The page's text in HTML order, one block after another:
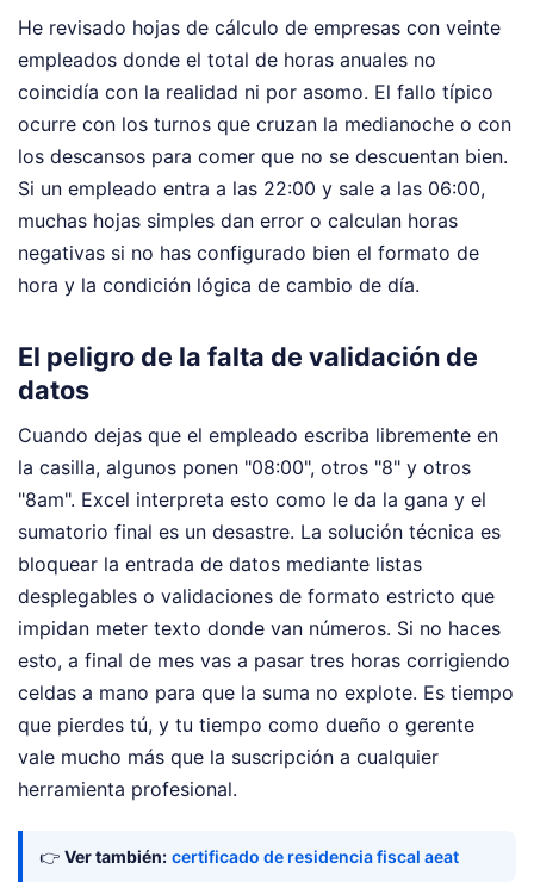
He revisado hojas de cálculo de empresas con veinte
empleados donde el total de horas anuales no
coincidía con la realidad ni por asomo. El fallo típico
ocurre con los turnos que cruzan la medianoche o con
los descansos para comer que no se descuentan bien.
Si un empleado entra a las 22:00 y sale a las 06:00,
muchas hojas simples dan error o calculan horas
negativas si no has configurado bien el formato de
hora y la condición lógica de cambio de día.
El peligro de la falta de validación de
datos
Cuando dejas que el empleado escriba libremente en
la casilla, algunos ponen "08:00", otros "8" y otros
"8am". Excel interpreta esto como le da la gana y el
sumatorio final es un desastre. La solución técnica es
bloquear la entrada de datos mediante listas
desplegables o validaciones de formato estricto que
impidan meter texto donde van números. Si no haces
esto, a final de mes vas a pasar tres horas corrigiendo
celdas a mano para que la suma no explote. Es tiempo
que pierdes tú, y tu tiempo como dueño o gerente
vale mucho más que la suscripción a cualquier
herramienta profesional.
👉 Ver también: certificado de residencia fiscal aeat